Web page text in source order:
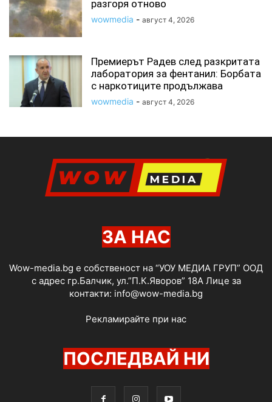
разгоря отново
wowmedia - август 4, 2026
Премиерът Радев след разкритата
лаборатория за фентанил: Борбата
с наркотиците продължава
wowmedia - август 4, 2026
ЗА НАС
Wow-media.bg е собственост на “УОУ МЕДИА ГРУП” ООД
с адрес гр.Балчик, ул.”П.К.Яворов” 18А Лице за
контакти: info@wow-media.bg
Рекламирайте при нас
ПОСЛЕДВАЙ НИ